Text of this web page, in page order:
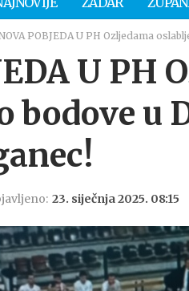
POBJEDA U PH Ozljedama
U
bodove u
23. siječnja 2025. 08:15